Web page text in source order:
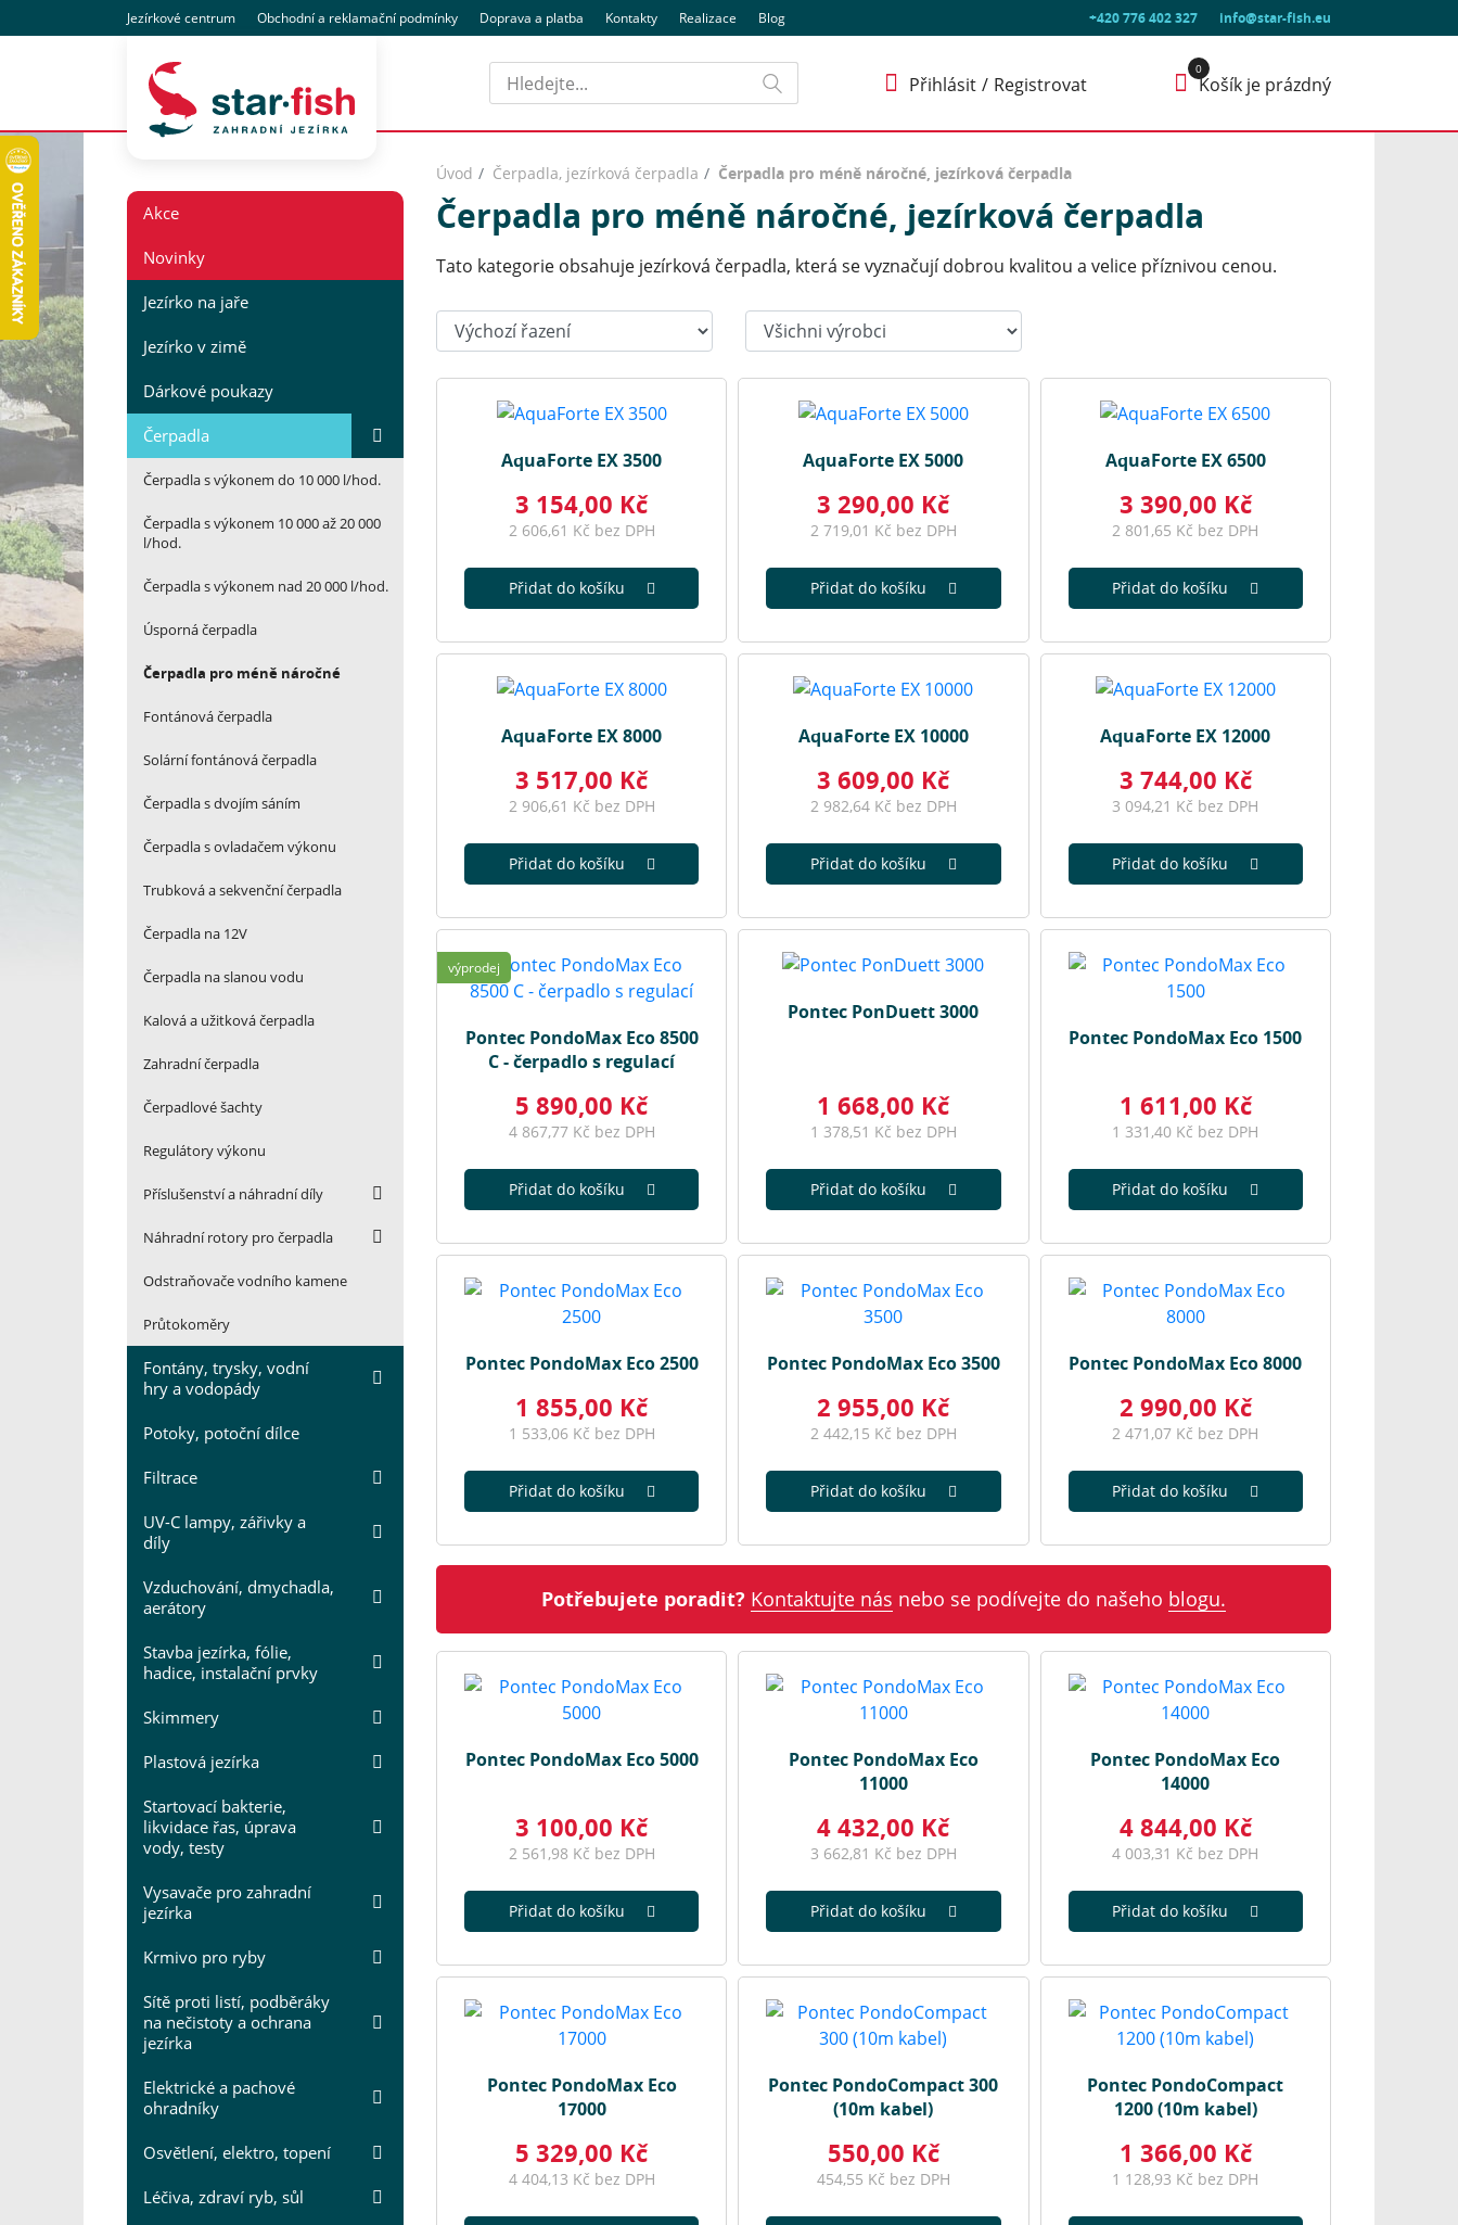
+420 776 402 327 info@star-fish.eu
Jezírkové centrum Obchodnía reklamační podmínky Doprava a platba Kontakty Realizace Blog
Hledat
Přihlásit Registrovat Košík je prázdný
Akce
Novinky
Jezírko na jaře
Jezírko v zimě
Dárkové poukazy
Čerpadla
Čerpadla s výkonem do 10 000 l/hod.
Čerpadla s výkonem 10 000 až 20 000
l/hod.
Čerpadla s výkonem nad 20 000 l/hod.
Úsporná čerpadla
Čerpadla pro méně náročné
Fontánová čerpadla
Solární fontánová čerpadla
Čerpadla s dvojím sáním
Čerpadla s ovladačem výkonu
Trubková a sekvenční čerpadla
Čerpadla na 12V
Čerpadla na slanou vodu
Kalová a užitková čerpadla
Zahradní čerpadla
Čerpadlové šachty
Regulátory výkonu
Příslušenství a náhradní díly
Náhradní rotory pro čerpadla
Odstraňovače vodního kamene
Průtokoměry
Fontány, trysky, vodní
hry a vodopády
Potoky, potoční dílce
Filtrace
UV-C lampy, zářivky a
díly
Vzduchování, dmychadla,
aerátory
Stavba jezírka, fólie,
hadice, instalační prvky
Skimmery
Plastová jezírka
Startovací bakterie,
likvidace řas, úprava
vody, testy
Vysavače pro zahradní
jezírka
Krmivo pro ryby
Sítě proti listí, podběráky
na nečistoty a ochrana
jezírka
Elektrické a pachové
ohradníky
Osvětlení, elektro, topení
Léčiva, zdraví ryb, sůl
Úvod Čerpadla, jezírková čerpadla Čerpadla pro méně náročné, jezírková čerpadla
Čerpadla pro méně náročné, jezírková čerpadla
Tato kategorie obsahuje jezírková čerpadla, která se vyznačují dobrou kvalitou a velice příznivou cenou.
Seřadit: Výrobci:
AquaForte EX 3500
3 154,00 Kč
2 606,61 Kč bez DPH
Přidat do košíku
AquaForte EX 5000
3 290,00 Kč
2 719,01 Kč bez DPH
Přidat do košíku
AquaForte EX 6500
3 390,00 Kč
2 801,65 Kč bez DPH
Přidat do košíku
AquaForte EX 8000
3 517,00 Kč
2 906,61 Kč bez DPH
Přidat do košíku
AquaForte EX 10000
3 609,00 Kč
2 982,64 Kč bez DPH
Přidat do košíku
AquaForte EX 12000
3 744,00 Kč
3 094,21 Kč bez DPH
Přidat do košíku
výprodej
Pontec PondoMax Eco 8500
C - čerpadlo s regulací
5 890,00 Kč
4 867,77 Kč bez DPH
Přidat do košíku
Pontec PonDuett 3000
1 668,00 Kč
1 378,51 Kč bez DPH
Přidat do košíku
Pontec PondoMax Eco 1500
1 611,00 Kč
1 331,40 Kč bez DPH
Přidat do košíku
Pontec PondoMax Eco 2500
1 855,00 Kč
1 533,06 Kč bez DPH
Přidat do košíku
Pontec PondoMax Eco 3500
2 955,00 Kč
2 442,15 Kč bez DPH
Přidat do košíku
Pontec PondoMax Eco 8000
2 990,00 Kč
2 471,07 Kč bez DPH
Přidat do košíku
Potřebujete poradit? Kontaktujte nás nebo se podívejte do našeho blogu.
Pontec PondoMax Eco 5000
3 100,00 Kč
2 561,98 Kč bez DPH
Přidat do košíku
Pontec PondoMax Eco
11000
4 432,00 Kč
3 662,81 Kč bez DPH
Přidat do košíku
Pontec PondoMax Eco
14000
4 844,00 Kč
4 003,31 Kč bez DPH
Přidat do košíku
Pontec PondoMax Eco
17000
5 329,00 Kč
4 404,13 Kč bez DPH
Pontec PondoCompact 300
(10m kabel)
550,00 Kč
454,55 Kč bez DPH
Pontec PondoCompact
1200 (10m kabel)
1 366,00 Kč
1 128,93 Kč bez DPH